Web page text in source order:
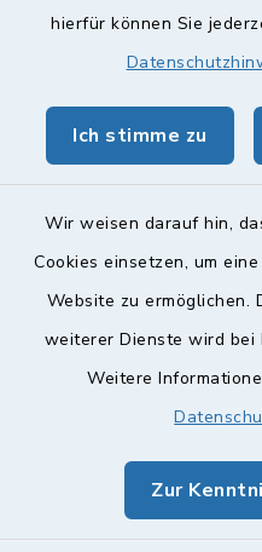
hierfür können Sie
Ich stimme zu
Wir weisen darauf hin,
Cookies einsetzen, um
Website zu ermöglichen.
weiterer Dienste wird bei
Weitere
Zur
Landkreis Lichtenfels
geoPortal Lichtenfels